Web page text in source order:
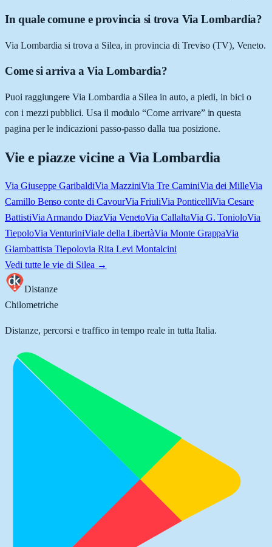
In quale comune e provincia si trova Via Lombardia?
Via Lombardia si trova a Silea, in provincia di Treviso (TV), Veneto.
Come si arriva a Via Lombardia?
Puoi raggiungere Via Lombardia a Silea in auto, a piedi, in bici o
con i mezzi pubblici. Usa il modulo “Come arrivare” in questa
pagina per le indicazioni passo-passo dalla tua posizione.
Vie e piazze vicine a Via Lombardia
Via Giuseppe GaribaldiVia MazziniVia Tre CaminiVia dei MilleVia
Camillo Benso conte di CavourVia FriuliVia PonticelliVia Cesare
BattistiVia Armando DiazVia VenetoVia CallaltaVia G. TonioloVia
TiepoloVia VenturiniViale della LibertàVia Monte GrappaVia
Giambattista Tiepolovia Rita Levi Montalcini
Vedi tutte le vie di Silea →
Distanze
Chilometriche
Distanze, percorsi e traffico in tempo reale in tutta Italia.